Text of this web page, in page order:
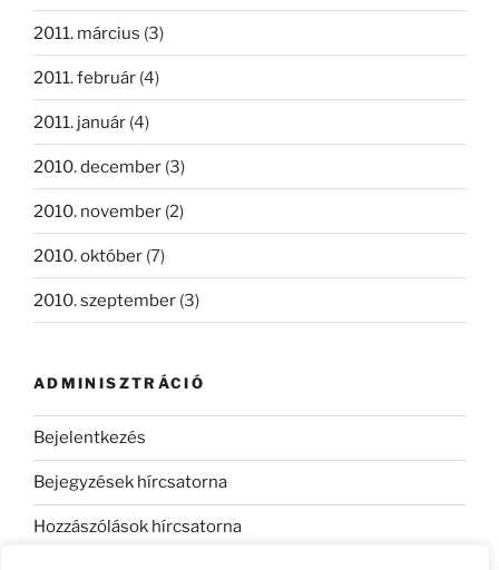
2011. március (3)
2011. február (4)
2011. január (4)
2010. december (3)
2010. november (2)
2010. október (7)
2010. szeptember (3)
ADMINISZTRÁCIÓ
Bejelentkezés
Bejegyzések hírcsatorna
Hozzászólások hírcsatorna